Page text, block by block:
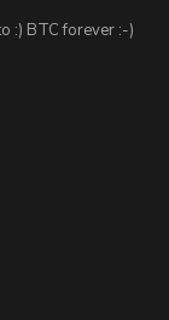
:) BTC forever :-)